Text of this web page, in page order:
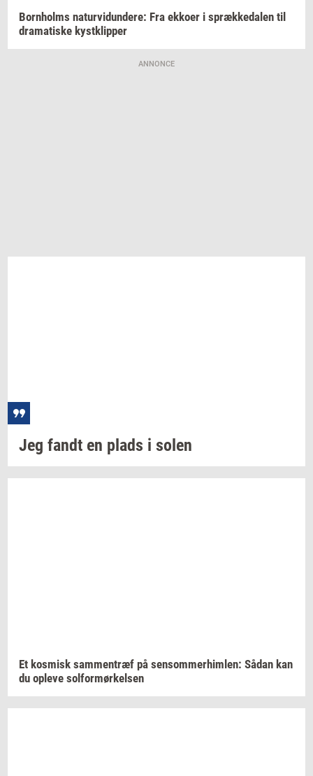
Born­holms na­tur­vi­dun­de­re: Fra ek­ko­er i spræk­ke­da­len til
dra­ma­ti­ske kyst­klip­per
ANNONCE
Jeg fandt en plads i solen
Et kos­misk sam­men­træf på sen­som­mer­him­len: Sådan kan
du op­le­ve sol­for­mør­kel­sen